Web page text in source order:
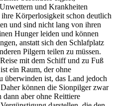
und Krankheiten
Körperlosigkeit schon deutlich
und sind nicht lang von ihren
Hunger leiden und können
anstatt sich den Schlafplatz
Pilgern teilen zu müssen.
mit dem Schiff und zu Fuß
ein Raum, der ohne
überwinden ist, das Land jedoch
können die Sionpilger zwar
dann aber ohne Reittiere